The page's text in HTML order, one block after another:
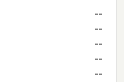
--
--
--
--
--